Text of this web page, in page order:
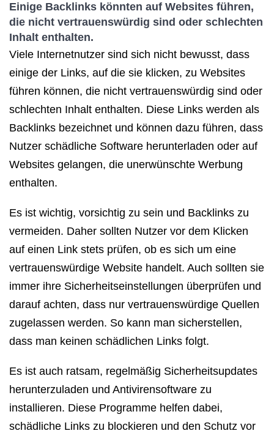
Einige Backlinks könnten auf Websites führen,
die nicht vertrauenswürdig sind oder schlechten
Inhalt enthalten.
Viele Internetnutzer sind sich nicht bewusst, dass
einige der Links, auf die sie klicken, zu Websites
führen können, die nicht vertrauenswürdig sind oder
schlechten Inhalt enthalten. Diese Links werden als
Backlinks bezeichnet und können dazu führen, dass
Nutzer schädliche Software herunterladen oder auf
Websites gelangen, die unerwünschte Werbung
enthalten.
Es ist wichtig, vorsichtig zu sein und Backlinks zu
vermeiden. Daher sollten Nutzer vor dem Klicken
auf einen Link stets prüfen, ob es sich um eine
vertrauenswürdige Website handelt. Auch sollten sie
immer ihre Sicherheitseinstellungen überprüfen und
darauf achten, dass nur vertrauenswürdige Quellen
zugelassen werden. So kann man sicherstellen,
dass man keinen schädlichen Links folgt.
Es ist auch ratsam, regelmäßig Sicherheitsupdates
herunterzuladen und Antivirensoftware zu
installieren. Diese Programme helfen dabei,
schädliche Links zu blockieren und den Schutz vor